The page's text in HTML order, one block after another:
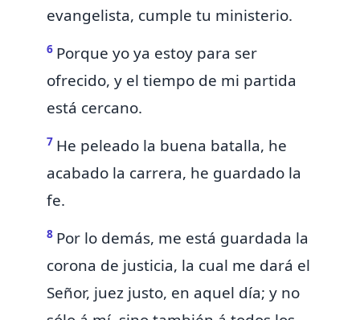
evangelista, cumple tu ministerio.
6 Porque yo ya estoy para ser
ofrecido, y el tiempo de mi partida
está cercano.
7 He peleado la buena batalla, he
acabado la carrera, he guardado la
fe.
8 Por lo demás, me está guardada la
corona de justicia, la cual me dará el
Señor, juez justo, en aquel día; y no